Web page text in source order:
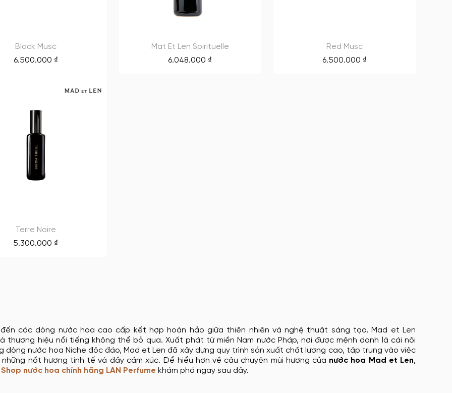
Black Musc
6.500.000 ₫
Mat Et Len Spirituelle
6.048.000 ₫
Red Musc
6.500.000 ₫
Terre Noire
5.300.000 ₫
các dòng nước hoa cao cấp kết hợp hoàn hảo giữa thiên nhiên và nghệ thuật sáng tạo, Mad et Len
thương hiệu nổi tiếng không thể bỏ qua. Xuất phát từ miền Nam nước Pháp, nơi được mệnh danh là cái nôi
dòngnước hoa Niche độc đáo, Mad et Len đã xây dựng quy trình sản xuất chất lượng cao, tập trung vào việc
nốt hương tinh tế và đầy cảm xúc. Để hiểu hơn về câu chuyện mùi hương của nước hoa Mad et Len,
Shop nước hoa chính hãng LAN Perfume khám phá ngay sau đây.